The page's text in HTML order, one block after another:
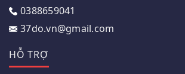
0388659041
37do.vn@gmail.com
HỖ TRỢ